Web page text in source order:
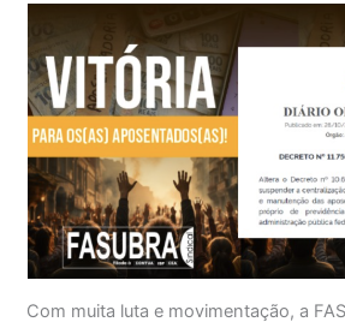
Com muita luta e movimentação, a